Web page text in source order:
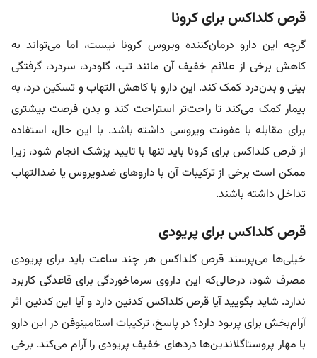
قرص کلداکس برای کرونا
گرچه این دارو درمان‌کننده ویروس کرونا نیست، اما می‌تواند به
کاهش برخی از علائم خفیف آن مانند تب، گلودرد، سردرد، گرفتگی
بینی و بدن‌درد کمک کند. این دارو با کاهش التهاب و تسکین درد، به
بیمار کمک می‌کند تا راحت‌تر استراحت کند و بدن فرصت بیشتری
برای مقابله با عفونت ویروسی داشته باشد. با این حال، استفاده
از قرص کلداکس برای کرونا باید تنها با تایید پزشک انجام شود، زیرا
ممکن است برخی از ترکیبات آن با داروهای ضدویروس یا ضدالتهاب
تداخل داشته باشند.
قرص کلداکس برای پریودی
خیلی‌ها می‌پرسند قرص کلداکس هر چند ساعت باید برای پریودی
مصرف شود، در‌حالی‌که این داروی سرماخوردگی برای قاعدگی کاربرد
ندارد. شاید بگویید آیا قرص کلداکس کدئین دارد و آیا این کدئین اثر
آرام‌بخش برای پریود دارد؟ در پاسخ، ترکیبات استامینوفن در این دارو
با مهار پروستاگلاندین‌ها دردهای خفیف پریودی را آرام می‌کند. برخی